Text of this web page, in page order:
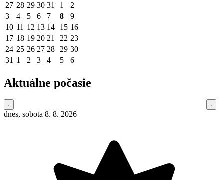
27 28 29 30 31 1
2
3
4 5 6 7 8
9
10 11 12 13 14 15 16
17 18 19 20 21 22 23
24 25 26 27 28 29 30
31 1 2 3 4 5 6
Aktuálne počasie
dnes, sobota 8. 8. 2026